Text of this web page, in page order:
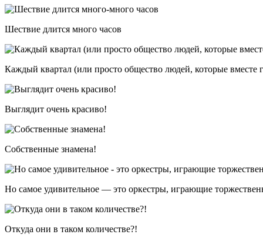
Шествие длится много часов
Каждый квартал (или просто общество людей, которые вместе
Выглядит очень красиво!
Собственные знамена!
Но самое удивительное — это оркестры, играющие
Откуда они в таком количестве?!